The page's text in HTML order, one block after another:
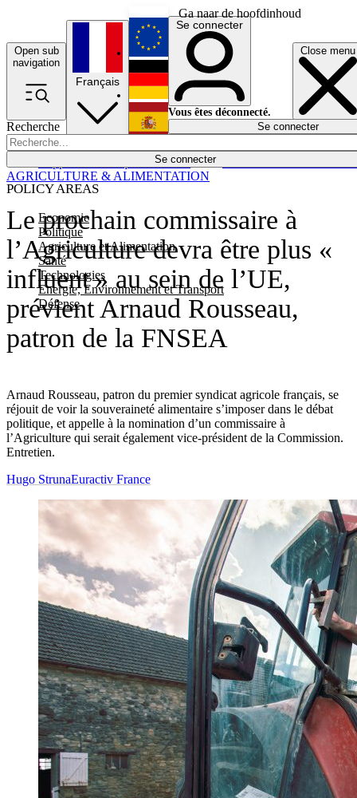
Ga naar de hoofdinhoud
Open sub
navigation
Close menu
Recherche
Se connecter
POLICY AREAS
Economie
Politique
Agriculture et Alimentation
Santé
Technologies
Energie, Environnement et Transport
Défense
Économie
Français
English
Deutsch
Español
Se connecter
Vous êtes déconnecté.
Se connecter
Le prochain commissaire à
l’Agriculture devra être plus «
influent » au sein de l’UE,
prévient Arnaud Rousseau,
patron de la FNSEA
Arnaud Rousseau, patron du premier syndicat agricole français, se
réjouit de voir la souveraineté alimentaire s’imposer dans le débat
politique, et appelle à la nomination d’un commissaire à
l’Agriculture qui serait également vice-président de la Commission.
Entretien.
AGRICULTURE & ALIMENTATION
Hugo StrunaEuractiv France